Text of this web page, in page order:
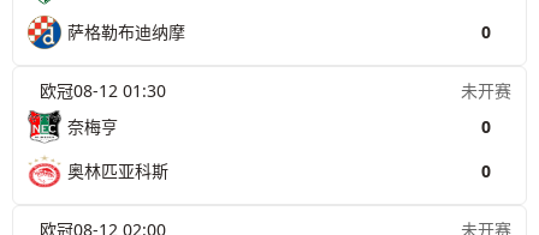
萨格勒布迪纳摩
0
欧冠08-12 01:30
未开赛
奈梅亨
0
奥林匹亚科斯
0
欧冠08-12 02:00 未开赛